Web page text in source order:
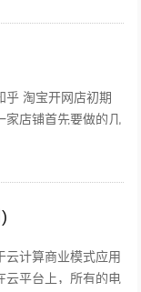
乎 淘宝开网店初期
家店铺首先要做的几
步店铺装修 第三步
云计算商业模式应用
云平台上，所有的电